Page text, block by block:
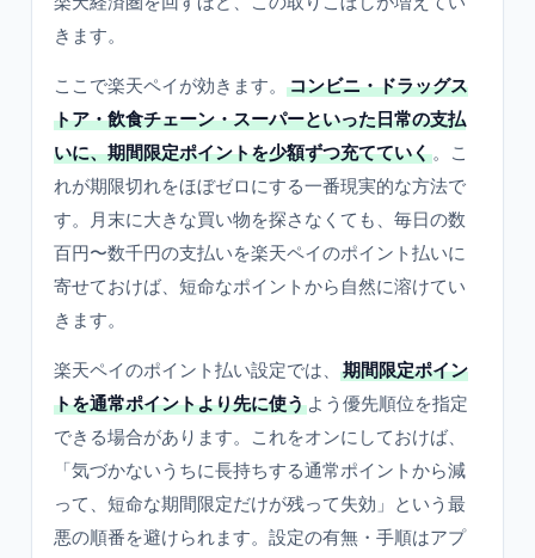
きます。
ここで楽天ペイが効きます。
コンビニ・ドラッグス
トア・飲食チェーン・スーパーといった日常の支払
いに、期間限定ポイントを少額ずつ充てていく。こ
れが期限切れをほぼゼロにする一番現実的な方法で
す。月末に大きな買い物を探さなくても、毎日の数
百円〜数千円の支払いを楽天ペイのポイント払いに
寄せておけば、短命なポイントから自然に溶けてい
きます。
楽天ペイのポイント払い設定では、
期間限定ポイン
トを通常ポイントより先に使う よう優先順位を指定
できる場合があります。これをオンにしておけば、
「気づかないうちに長持ちする通常ポイントから減
って、短命な期間限定だけが残って失効」という最
悪の順番を避けられます。設定の有無・手順はアプ